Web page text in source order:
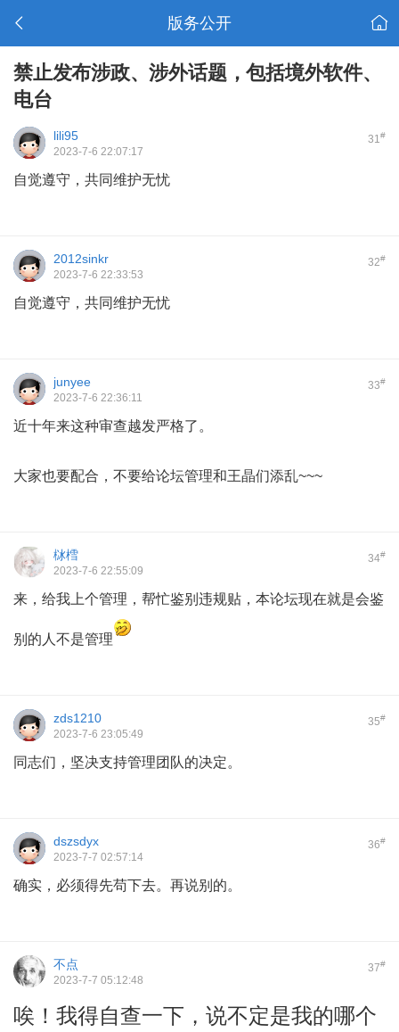
版务公开
禁止发布涉政、涉外话题，包括境外软件、
电台
31#
lili95
2023-7-6 22:07:17
自觉遵守，共同维护无忧
32#
2012sinkr
2023-7-6 22:33:53
自觉遵守，共同维护无忧
33#
junyee
2023-7-6 22:36:11
近十年来这种审查越发严格了。
大家也要配合，不要给论坛管理和王晶们添乱~~~
34#
栤樰
2023-7-6 22:55:09
来，给我上个管理，帮忙鉴别违规贴，本论坛现在就是会鉴
别的人不是管理
35#
zds1210
2023-7-6 23:05:49
同志们，坚决支持管理团队的决定。
36#
dszsdyx
2023-7-7 02:57:14
确实，必须得先苟下去。再说别的。
37#
不点
2023-7-7 05:12:48
唉！我得自查一下，说不定是我的哪个